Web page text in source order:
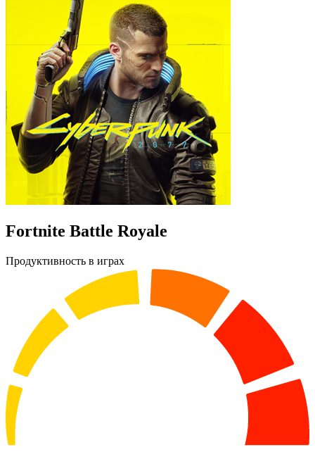
Fortnite Battle Royale
Продуктивность в играх